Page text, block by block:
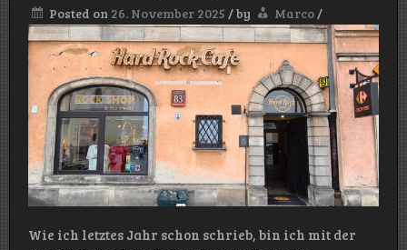
Posted on 26. November 2025 /by Marco/
Wie ich letztes Jahr schon schrieb, bin ich mit der